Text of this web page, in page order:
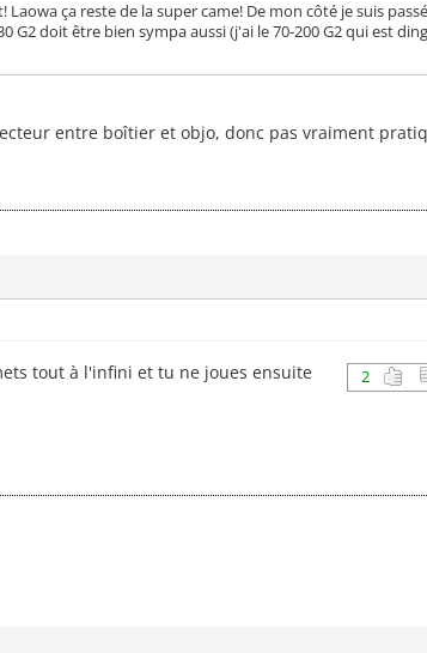
ça reste de la super came! De mon côté je suis
doit être bien sympa aussi (j'ai le 70-200 G2 qui est
entre boîtier et objo, donc pas vraiment
2
tout à l'infini et tu ne joues ensuite